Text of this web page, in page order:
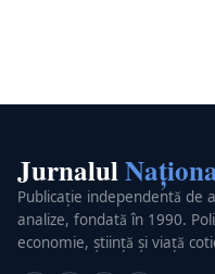
Jurnalul
Publicație independentă de
analize, fondată în 1990.
economie, știință și viață